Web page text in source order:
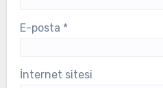
E-posta *
İnternet sitesi